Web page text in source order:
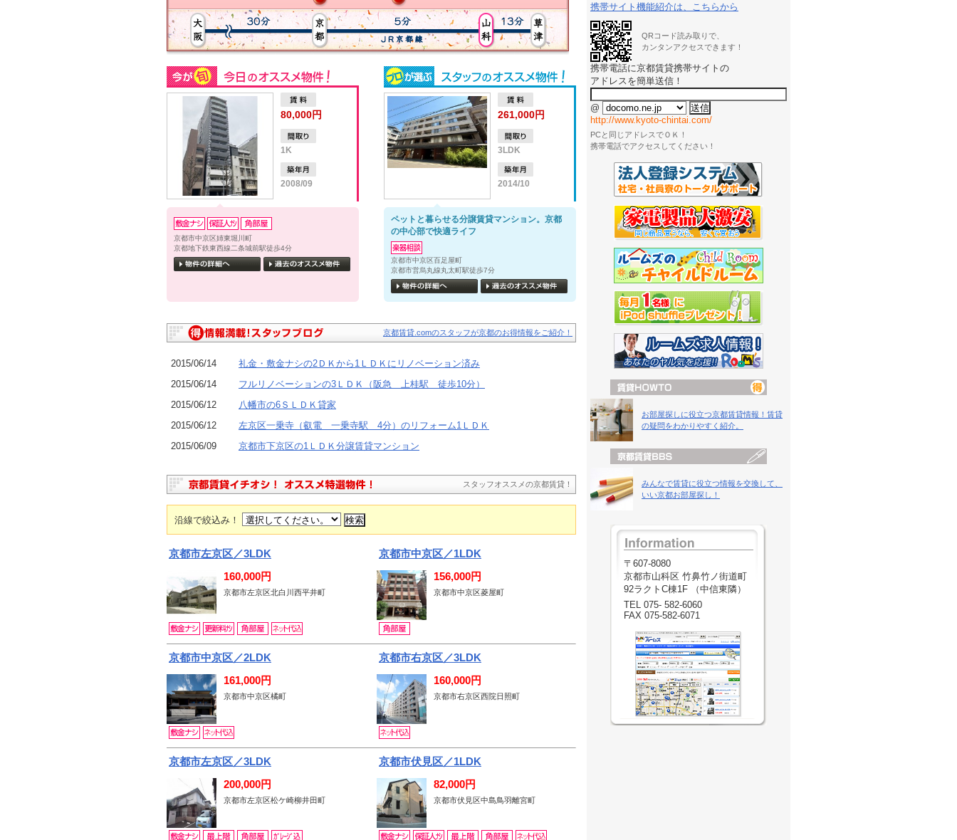
80,000円
1K
2008/09
京都市中京区姉東堀川町
京都地下鉄東西線二条城前駅徒歩4分
261,000円
3LDK
2014/10
ペットと暮らせる分譲賃貸マンション。京都
の中心部で快適ライフ
京都市中京区百足屋町
京都市営烏丸線丸太町駅徒歩7分
京都賃貸.comのスタッフが京都のお得情報をご紹介！
2015/06/14
礼金・敷金ナシの2ＤＫから1ＬＤＫにリノベーション済み
2015/06/14
フルリノベーションの3ＬＤＫ（阪急 上桂駅 徒歩10分）
2015/06/12
八幡市の6ＳＬＤＫ貸家
2015/06/12
左京区一乗寺（叡電 一乗寺駅 4分）のリフォーム1ＬＤＫ
2015/06/09
京都市下京区の1ＬＤＫ分譲賃貸マンション
スタッフオススメの京都賃貸！
沿線で絞込み！
京都市左京区／3LDK
160,000円
京都市左京区北白川西平井町
京都市中京区／1LDK
156,000円
京都市中京区菱屋町
京都市中京区／2LDK
161,000円
京都市中京区橘町
京都市右京区／3LDK
160,000円
京都市右京区西院日照町
京都市左京区／3LDK
200,000円
京都市左京区松ケ崎柳井田町
京都市伏見区／1LDK
82,000円
京都市伏見区中島鳥羽離宮町
携帯サイト機能紹介は、こちらから
QRコード読み取りで、
カンタンアクセスできます！
携帯電話に京都賃貸携帯サイトの
アドレスを簡単送信！
@
http://www.kyoto-chintai.com/
PCと同じアドレスでＯＫ！
携帯電話でアクセスしてください！
お部屋探しに役立つ京都賃貸情報！賃貸
の疑問をわかりやすく紹介。
みんなで賃貸に役立つ情報を交換して、
いい京都お部屋探し！
〒607-8080
京都市山科区 竹鼻竹ノ街道町
92ラクトC棟1F （中信東隣）
TEL 075- 582-6060
FAX 075-582-6071